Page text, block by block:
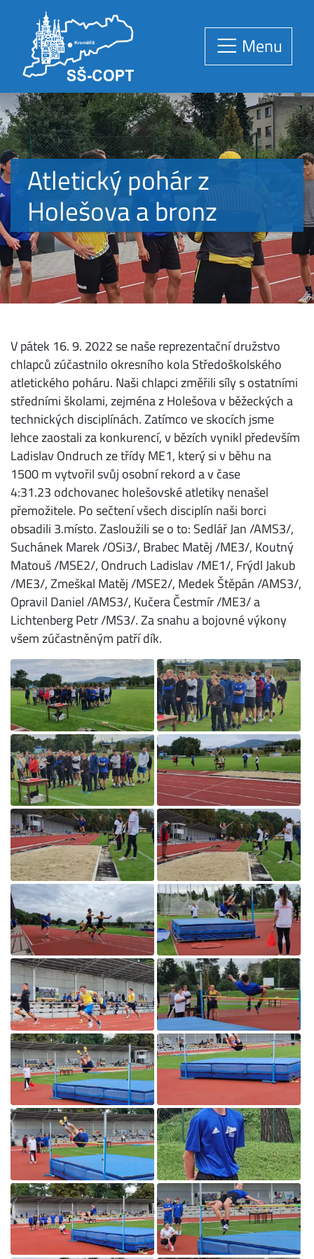
Menu
Atletický pohár z
Holešova a bronz
V pátek 16. 9. 2022 se naše reprezentační družstvo
chlapců zúčastnilo okresního kola Středoškolského
atletického poháru. Naši chlapci změřili síly s ostatními
středními školami, zejména z Holešova v běžeckých a
technických disciplínách. Zatímco ve skocích jsme
lehce zaostali za konkurencí, v bězích vynikl především
Ladislav Ondruch ze třídy ME1, který si v běhu na
1500 m vytvořil svůj osobní rekord a v čase
4:31.23 odchovanec holešovské atletiky nenašel
přemožitele. Po sečtení všech disciplín naši borci
obsadili 3.místo. Zasloužili se o to: Sedlář Jan /AMS3/,
Suchánek Marek /OSi3/, Brabec Matěj /ME3/, Koutný
Matouš /MSE2/, Ondruch Ladislav /ME1/, Frýdl Jakub
/ME3/, Zmeškal Matěj /MSE2/, Medek Štěpán /AMS3/,
Opravil Daniel /AMS3/, Kučera Čestmír /ME3/ a
Lichtenberg Petr /MS3/. Za snahu a bojovné výkony
všem zúčastněným patří dík.